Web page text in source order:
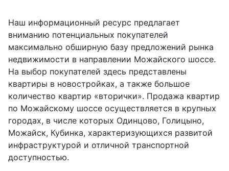
Наш информационный ресурс предлагает
вниманию потенциальных покупателей
максимально обширную базу предложений рынка
недвижимости в направлении Можайского шоссе.
На выбор покупателей здесь представлены
квартиры в новостройках, а также большое
количество квартир «вторички». Продажа квартир
по Можайскому шоссе осуществляется в крупных
городах, в числе которых Одинцово, Голицыно,
Можайск, Кубинка, характеризующихся развитой
инфраструктурой и отличной транспортной
доступностью.